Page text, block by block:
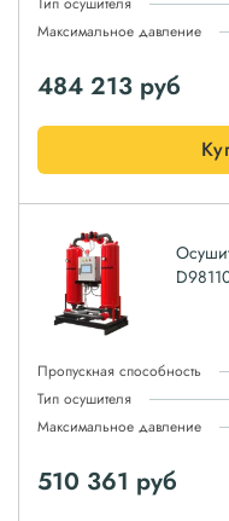
Максимальное давление
484 213 руб
Пропускная способность
Тип осушителя
Максимальное давление
510 361 руб